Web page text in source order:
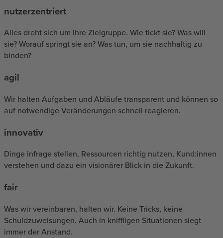
nutzerzentriert
Alles dreht sich um Ihre Zielgruppe. Wie tickt sie? Was will
sie? Worauf springt sie an? Was tun, um sie nachhaltig zu
binden?
agil
Wir halten Aufgaben und Abläufe transparent und können so
auf notwendige Veränderungen schnell reagieren.
innovativ
Dinge infrage stellen, Ressourcen richtig nutzen, Kund:innen
verstehen und dazu ein visionärer Blick in die Zukunft.
fair
Was wir vereinbaren, halten wir. Keine Tricks, keine
Schuldzuweisungen. Auch in kniffligen Situationen siegt
immer der Anstand.